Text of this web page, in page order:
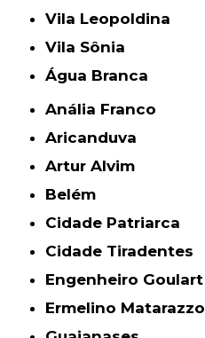
Vila Leopoldina
Vila Sônia
Água Branca
Anália Franco
Aricanduva
Artur Alvim
Belém
Cidade Patriarca
Cidade Tiradentes
Engenheiro Goulart
Ermelino Matarazzo